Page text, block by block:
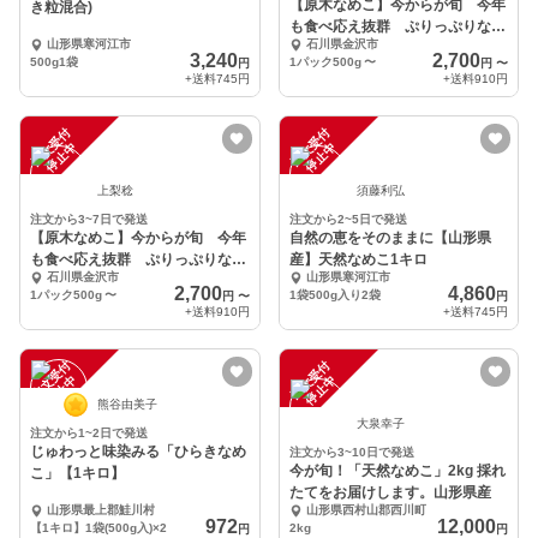
き粒混合)
山形県寒河江市
500g1袋
3,240円
+送料745円
【原木なめこ】今からが旬 今年
も食べ応え抜群 ぷりっぷりなめ
こ 石川県金沢市
1パック500g 〜 2,700円 〜
+送料910円
注
文
受
付
停
止
中
上梨稔
注文から3~7日で発送
【原木なめこ】今からが旬 今年
も食べ応え抜群 ぷりっぷりなめ
こ 石川県金沢市
1パック500g〜 2,700円 〜
+送料910円
注
文
受
付
停
止
中
須藤利弘
注文から2~5日で発送
自然の恵をそのままに【山形県
産】天然なめこ1キロ
山形県寒河江市
1袋500g入り2袋
4,860円
+送料745円
注
文
受
付
停
止
中 熊谷由美子
注文から1~2日で発送
じゅわっと味染みる「ひらきなめ
こ」【1キロ】
山形県最上郡鮭川村
【1キロ】1袋(500g入)×2
972円
注
文
受
付
停
止
中
大泉幸子
注文から3~10日で発送
今が旬！「天然なめこ」2kg 採れ
たてをお届けします。山形県産
山形県西村山郡西川町
2kg
12,000円